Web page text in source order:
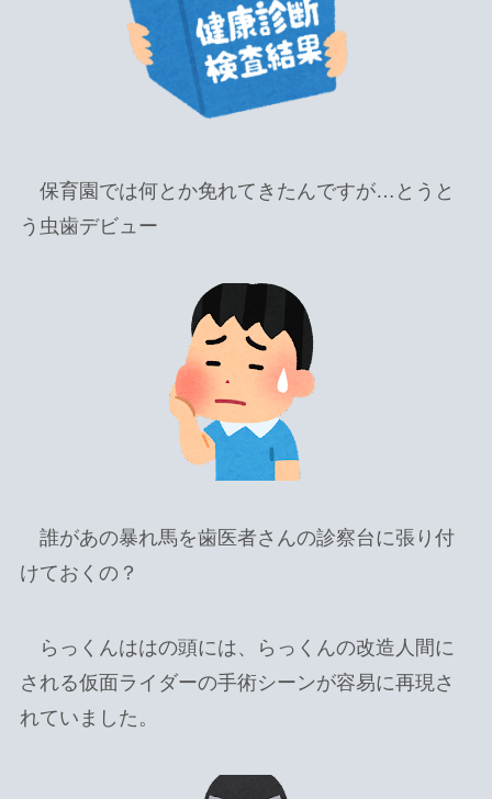
保育園では何とか免れてきたんですが…とうと
う虫歯デビュー
誰があの暴れ馬を歯医者さんの診察台に張り付
けておくの？
らっくんははの頭には、らっくんの改造人間に
される仮面ライダーの手術シーンが容易に再現さ
れていました。